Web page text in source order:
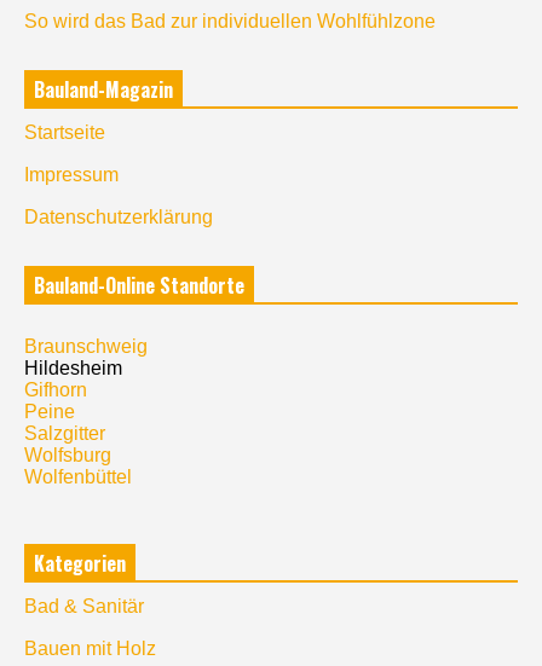
So wird das Bad zur individuellen Wohlfühlzone
Bauland-Magazin
Startseite
Impressum
Datenschutzerklärung
Bauland-Online Standorte
Braunschweig
Hildesheim
Gifhorn
Peine
Salzgitter
Wolfsburg
Wolfenbüttel
Kategorien
Bad & Sanitär
Bauen mit Holz